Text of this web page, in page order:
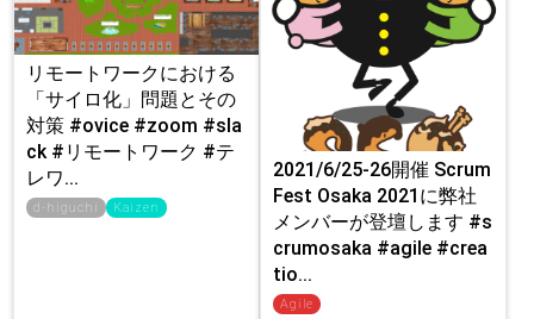
リモートワークにおける
「サイロ化」問題とその
対策 #ovice #zoom #sla
ck #リモートワーク #テ
レワ...
d-higuchi Kaizen
2021/6/25-26開催 Scrum
Fest Osaka 2021に弊社
メンバーが登壇します #s
crumosaka #agile #crea
tio...
Agile